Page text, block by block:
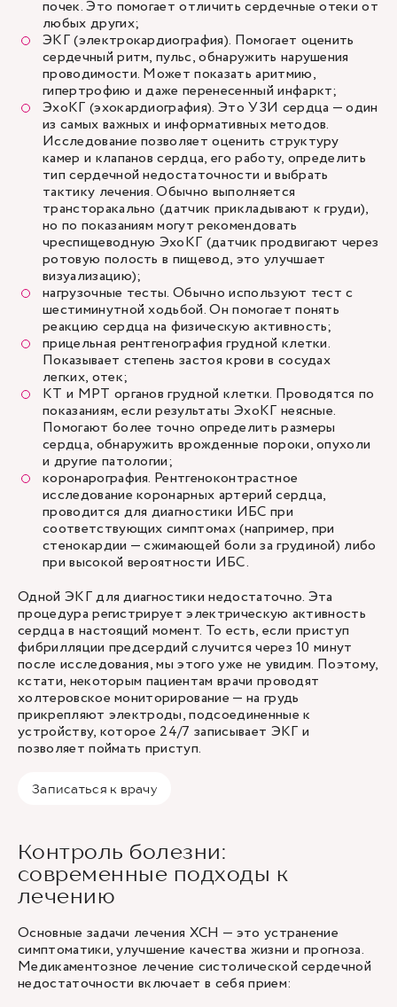
почек. Это помогает отличить сердечные отеки от
любых других;
ЭКГ(электрокардиография). Помогает оценить
сердечный ритм, пульс, обнаружить нарушения
проводимости. Может показать аритмию,
гипертрофию и даже перенесенный инфаркт;
ЭхоКГ (эхокардиография). Это УЗИ сердца — один
из самых важных и информативных методов.
Исследование позволяет оценить структуру
камер и клапанов сердца, его работу, определить
тип сердечной недостаточности и выбрать
тактику лечения. Обычно выполняется
трансторакально (датчик прикладывают к груди),
но по показаниям могут рекомендовать
чреспищеводную ЭхоКГ (датчик продвигают через
ротовую полость в пищевод, это улучшает
визуализацию);
нагрузочные тесты. Обычно используют тест с
шестиминутной ходьбой. Он помогает понять
реакцию сердца на физическую активность;
прицельная рентгенография грудной клетки.
Показывает степень застоя крови в сосудах
легких, отек;
КТ и МРТ органов грудной клетки. Проводятся по
показаниям, если результаты ЭхоКГ неясные.
Помогают более точно определить размеры
сердца, обнаружить врожденные пороки, опухоли
и другие патологии;
коронарография. Рентгеноконтрастное
исследование коронарных артерий сердца,
проводится для диагностики ИБС при
соответствующих симптомах (например, при
стенокардии — сжимающей боли за грудиной) либо
при высокой вероятности ИБС.
Одной ЭКГ для диагностики недостаточно. Эта
процедура регистрирует электрическую активность
сердца в настоящий момент. То есть, если приступ
фибрилляции предсердий случится через 10 минут
после исследования, мы этого уже не увидим. Поэтому,
кстати, некоторым пациентам врачи проводят
холтеровское мониторирование — на грудь
прикрепляют электроды, подсоединенные к
устройству, которое 24/7 записывает ЭКГ и
позволяет поймать приступ.
Записаться к врачу
Контроль болезни:
современные подходы к
лечению
Основные задачи лечения ХСН — это устранение
симптоматики, улучшение качества жизни и прогноза.
Медикаментозное лечение систолической сердечной
недостаточности включает в себя прием: